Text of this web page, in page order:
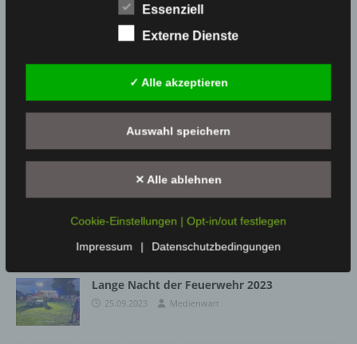
ÄHNLICHE ARTIKEL
Einsatz vom 09.02.22 – Brand Wohngebäude
29.11.2021 Medienwart
Lange Nacht der Feuerwehr 2023
25.09.2023 Medienwart
Essenziell
Externe Dienste
✓ Alle akzeptieren
Auswahl speichern
✕ Alle ablehnen
Cookie-Einstellungen | Opt-in/out festlegen
Impressum | Datenschutzbedingungen